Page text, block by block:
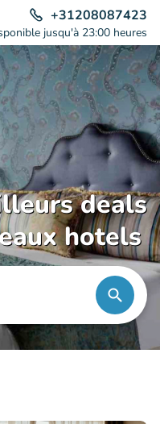
+31208087423
jusqu'à 23:00 heures
deals
hotels